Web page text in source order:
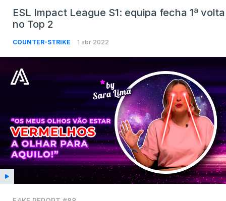
ESL Impact League S1: equipa fecha 1ª volta
no Top 2
COUNTER-STRIKE 1 abr 2022